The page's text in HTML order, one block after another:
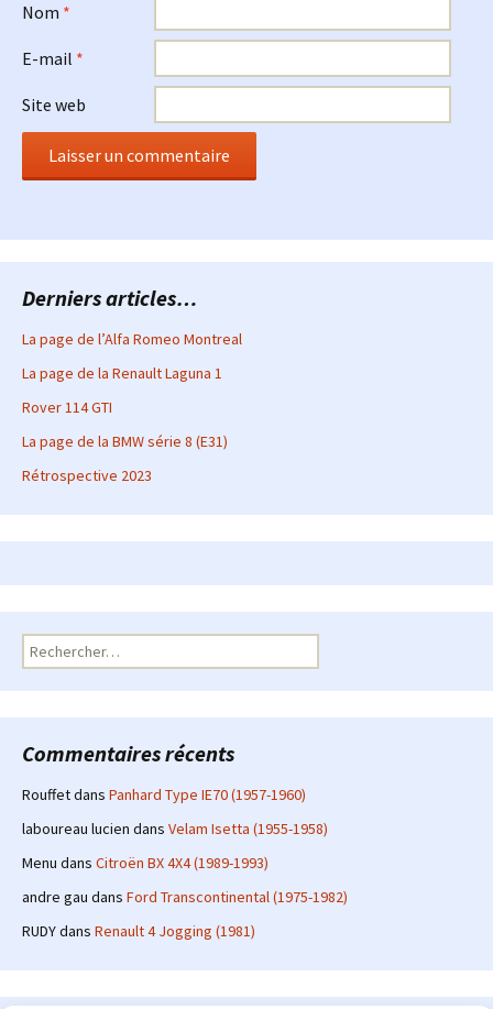
Nom *
E-mail *
Site web
Derniers articles…
La page de l’Alfa Romeo Montreal
La page de la Renault Laguna 1
Rover 114 GTI
La page de la BMW série 8 (E31)
Rétrospective 2023
Rechercher :
Commentaires récents
Rouffetdans Panhard Type IE70 (1957-1960)
laboureau lucien dans Velam Isetta (1955-1958)
Menu dans Citroën BX 4X4 (1989-1993)
andre gau dans Ford Transcontinental (1975-1982)
RUDYdans Renault 4 Jogging (1981)